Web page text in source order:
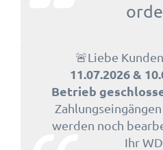
🚨Liebe
11.07.2026 &
Betrieb
werden noch
Ihr